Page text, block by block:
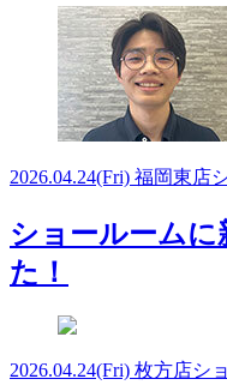
2026.04.24(Fri) 福岡東店
ショールーム
た！
2026.04.24(Fri) 枚方店シ